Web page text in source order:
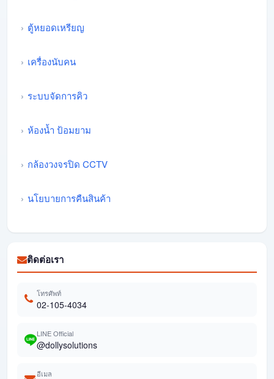
ตู้หยอดเหรียญ
เครื่องนับคน
ระบบจัดการคิว
ห้องน้ำ ป้อมยาม
กล้องวงจรปิด CCTV
นโยบายการคืนสินค้า
ติดต่อเรา
โทรศัพท์
02-105-4034
LINE Official
@dollysolutions
อีเมล